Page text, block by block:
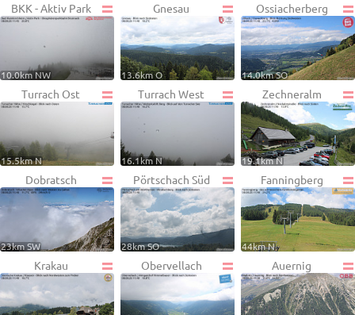
BKK - Aktiv Park
10.0km NW
Gnesau
13.6km O
Ossiacherberg
14.0km SO
Turrach Ost
15.5km N
Turrach West
16.1km N
Zechneralm
19.1km N
Dobratsch
23km SW
Pörtschach Süd
28km SO
Fanningberg
44km N
Krakau Obervellach Auernig